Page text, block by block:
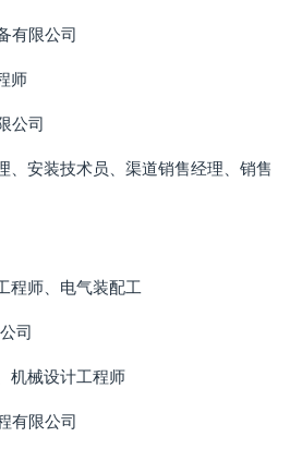
有限公司
师
公司
、安装技术员、渠道销售经理、销售
程师、电气装配工
司
机械设计工程师
有限公司